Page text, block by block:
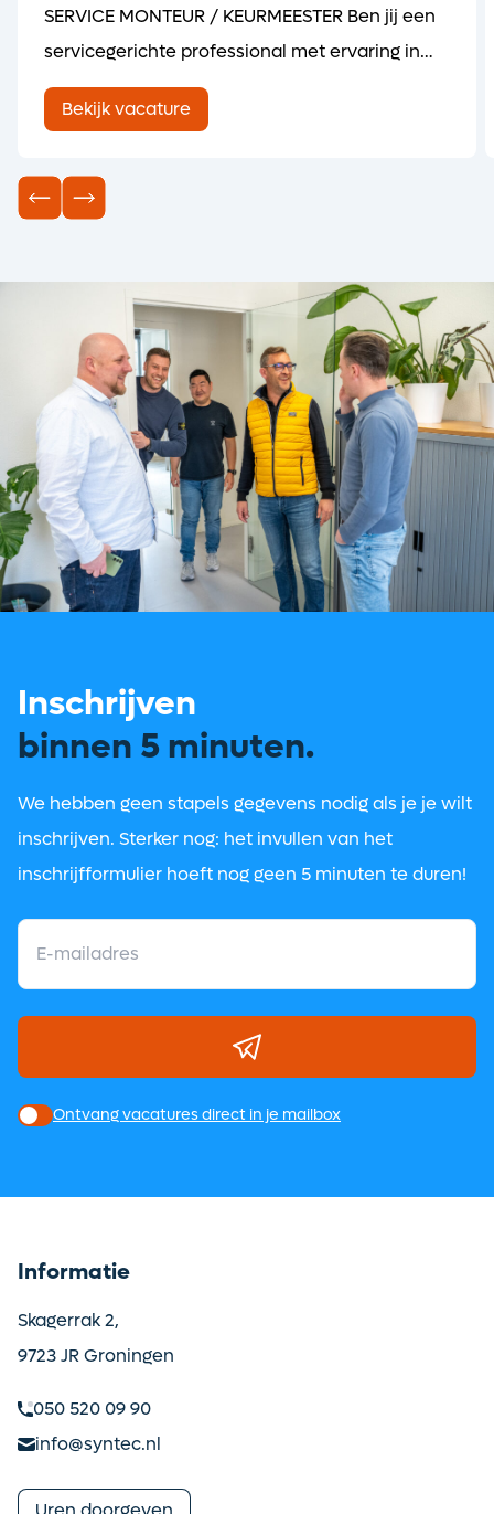
SERVICE MONTEUR / KEURMEESTER Ben jij een
servicegerichte professional met ervaring in
het onderhouden, keuren en kalibreren van
lasmaterieel/-machines? Heb je een passie
en het leveren van uitstekende service aan
Bekijk vacature
Inschrijven
binnen 5 minuten.
We hebben geen stapels gegevens nodig als je je wilt
inschrijven. Sterker nog: het invullen van het
inschrijfformulier hoeft nog geen 5 minuten te duren!
Ontvang vacatures direct in je mailbox
Informatie
Skagerrak 2,
9723 JR Groningen
050 520 09 90
info@syntec.nl